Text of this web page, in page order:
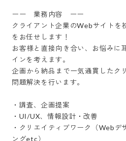
ーー　業務内容　ーー
クライアント企業のWebサイトを
をお任せします！
お客様と直接向き合い、お悩みに
インを考えます。
企画から納品まで一気通貫したク
問題解決を行います。
・調査、企画提案
・UI/UX、情報設計・改善
・クリエイティブワーク（Webデ
ングetc）